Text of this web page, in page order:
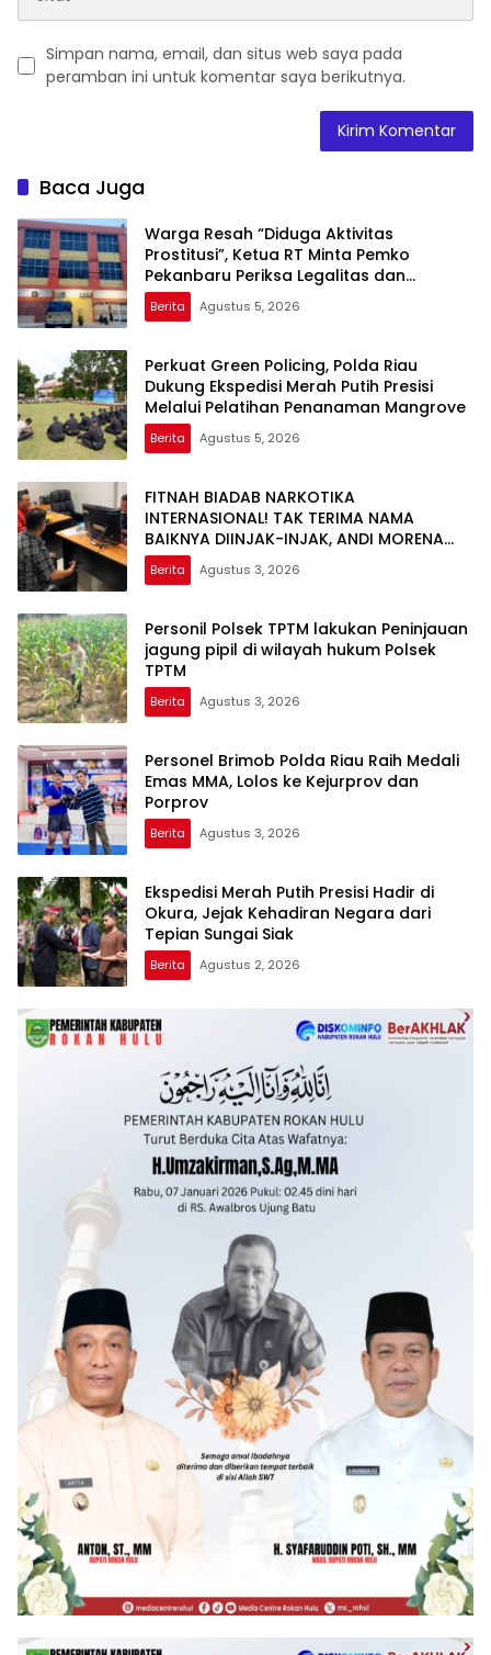
Simpan nama, email, dan situs web saya pada
peramban ini untuk komentar saya berikutnya.
Baca Juga
Warga Resah “Diduga Aktivitas
Prostitusi”, Ketua RT Minta Pemko
Pekanbaru Periksa Legalitas dan
Aktivitas Z Homestay di Jalan Tanjung
Datuk
Berita Agustus 5, 2026
Perkuat Green Policing, Polda Riau
Dukung Ekspedisi Merah Putih Presisi
Melalui Pelatihan Penanaman Mangrove
Berita Agustus 5, 2026
FITNAH BIADAB NARKOTIKA
INTERNASIONAL! TAK TERIMA NAMA
BAIKNYA DIINJAK-INJAK, ANDI MORENA
DECLARE WAR: SIAP Bantai DAN SERET
AKUN PEMBUNUH KARAKTER KE PENJARA
Berita Agustus 3, 2026
Personil Polsek TPTM lakukan Peninjauan
jagung pipil di wilayah hukum Polsek
TPTM
Berita Agustus 3, 2026
Personel Brimob Polda Riau Raih Medali
Emas MMA, Lolos ke Kejurprov dan
Porprov
Berita Agustus 3, 2026
Ekspedisi Merah Putih Presisi Hadir di
Okura, Jejak Kehadiran Negara dari
Tepian Sungai Siak
Berita Agustus 2, 2026